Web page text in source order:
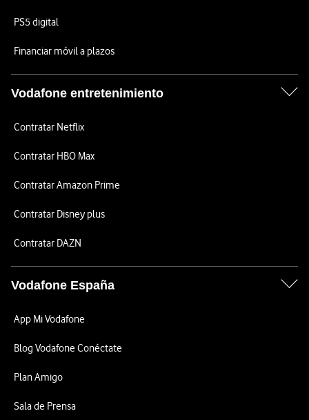
PS5 digital
Financiar móvil a plazos
Vodafone entretenimiento
Contratar Netflix
Contratar HBO Max
Contratar Amazon Prime
Contratar Disney plus
Contratar DAZN
Vodafone España
App Mi Vodafone
Blog Vodafone Conéctate
Plan Amigo
Sala de Prensa